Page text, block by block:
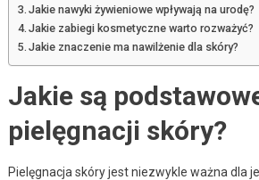
Jakie nawyki żywieniowe wpływają na urodę?
Jakie zabiegi kosmetyczne warto rozważyć?
Jakie znaczenie ma nawilżenie dla skóry?
Jakie są
pielęgnacji skóry?
Pielęgnacja skóry jest niezwykle ważna dla